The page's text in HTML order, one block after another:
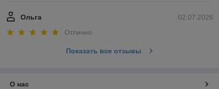
02.07.2026
Ольга
Отлично
Показать все отзывы
О нас